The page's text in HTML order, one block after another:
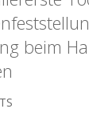
beim